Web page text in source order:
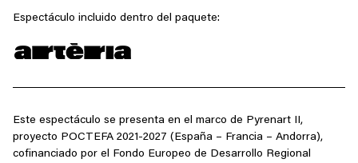
Espectáculo incluido dentro del paquete:
Este espectáculo se presenta en el marco de Pyrenart II,
proyecto POCTEFA 2021-2027 (España – Francia – Andorra),
cofinanciado por el Fondo Europeo de Desarrollo Regional